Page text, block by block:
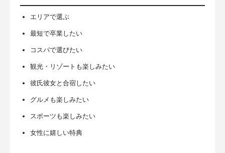
エリアで選ぶ
最短で卒業したい
コスパで選びたい
観光・リゾートも楽しみたい
彼氏彼女と合宿したい
グルメも楽しみたい
スポーツも楽しみたい
女性に嬉しい特典